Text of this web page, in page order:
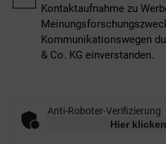
Kontaktaufnahme zu
Kommunikationswegen
& Co. KG einverstanden.
Anti-Roboter-Verifizierung
Hier klicken